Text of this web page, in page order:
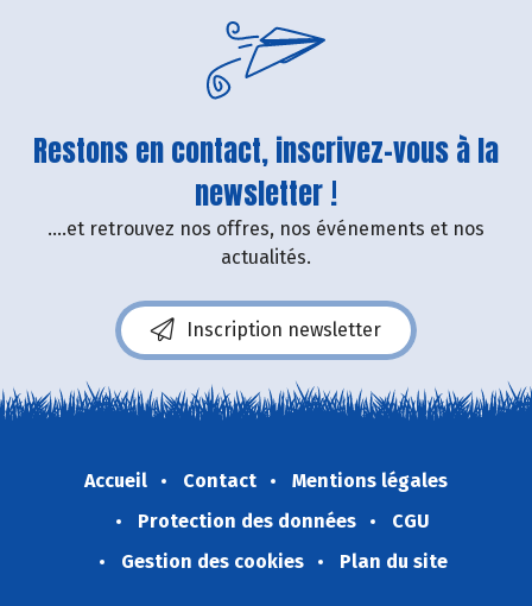
Restons en contact, inscrivez-vous à la
newsletter !
....et retrouvez nos offres, nos événements et nos
actualités.
Inscription newsletter
Accueil Contact
Mentions légales
Protection des données
CGU
Gestion des cookies
Plan du site